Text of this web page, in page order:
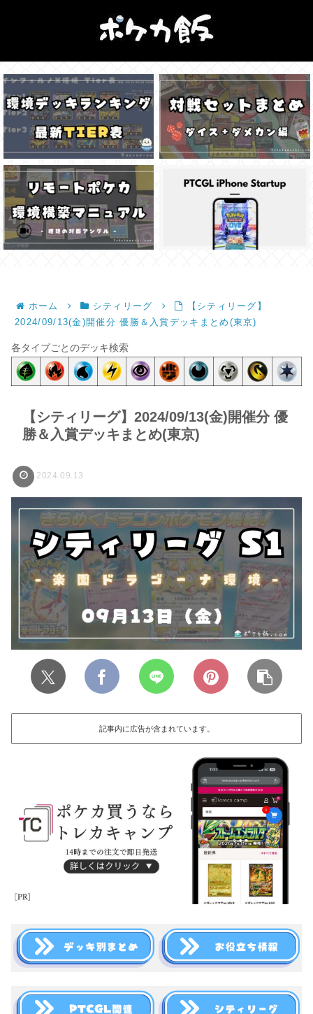
ホーム シティリーグ
【シティリーグ】
2024/09/13(金)開催分 優勝＆入賞デッキまとめ(東京)
各タイプごとのデッキ検索
【シティリーグ】2024/09/13(金)開催分 優
勝＆入賞デッキまとめ(東京)
2024.09.13
記事内に広告が含まれています。